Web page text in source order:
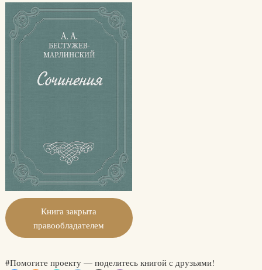
Книга закрыта
правообладателем
#Помогите проекту — поделитесь книгой с друзьями!